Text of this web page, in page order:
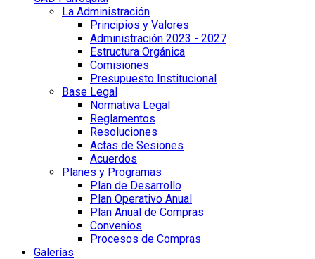
La Administración
Principios y Valores
Administración 2023 - 2027
Estructura Orgánica
Comisiones
Presupuesto Institucional
Base Legal
Normativa Legal
Reglamentos
Resoluciones
Actas de Sesiones
Acuerdos
Planes y Programas
Plan de Desarrollo
Plan Operativo Anual
Plan Anual de Compras
Convenios
Procesos de Compras
Galerías